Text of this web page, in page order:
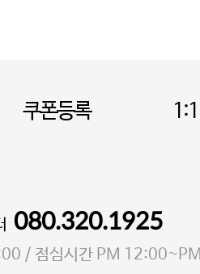
쿠폰등록
인정보관리책임자 김상현
포구 마포대로4다길 41 마포
080.320.1925
/ 점심시간 PM